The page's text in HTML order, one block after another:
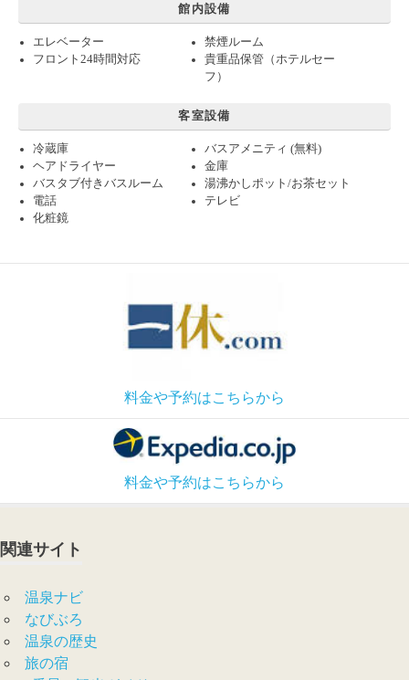
館内設備
エレベーター
禁煙ルーム
フロント24時間対応
貴重品保管（ホテルセー
フ）
客室設備
冷蔵庫
バスアメニティ (無料)
ヘアドライヤー
金庫
バスタブ付きバスルーム
湯沸かしポット/お茶セット
電話
テレビ
化粧鏡
料金や予約はこちらから
料金や予約はこちらから
関連サイト
温泉ナビ
なびぶろ
温泉の歴史
旅の宿